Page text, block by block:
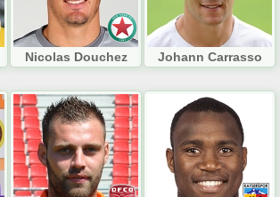
Nicolas Douchez Johann Carrasso